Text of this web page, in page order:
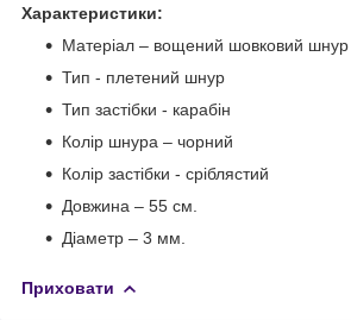
Характеристики:
Матеріал – вощений шовковий шнур
Тип - плетений шнур
Тип застібки - карабін
Колір шнура – чорний
Колір застібки - сріблястий
Довжина – 55 см.
Діаметр – 3 мм.
Приховати